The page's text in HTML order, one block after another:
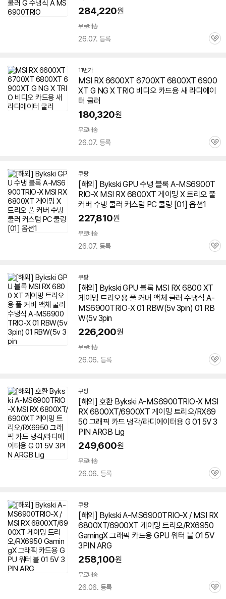
284,220원
무료배송
26.07. 등록
관
11번가
MSI RX 6600XT 6700XT 6800XT 6900
XT G NG X TRIO 비디오 카드용 새 라디에이
터 쿨러
180,320원
무료배송
26.07. 등록
관
쿠팡
[해외] Bykski GPU 수냉 블록 A-MS6900T
RIO-X MSI RX 6800XT 게이밍 X트리오 풀
커버 수냉 쿨러 커스텀 PC 쿨링 [01] 옵션1
227,810원
무료배송
26.07. 등록
관
쿠팡
[해외] Bykski GPU 블록 MSI RX 6800 XT
게이밍 트리오용 풀 커버 액체 쿨러 수냉식 A-
MS6900TRIO-X 01 RBW(5v 3pin) 01 RB
W(5v 3pin
226,200원
무료배송
26.06. 등록
관
쿠팡
[해외] 호환 Bykski A-MS6900TRIO-X MSI
RX 6800XT/6900XT 게이밍 트리오/RX69
50 그래픽 카드 냉각/라디에이터용 G 01 5V 3
PIN ARGB Lig
249,600원
무료배송
26.06. 등록
관
쿠팡
[해외] Bykski A-MS6900TRIO-X / MSI RX
6800XT/6900XT 게이밍 트리오/RX6950
GamingX 그래픽 카드용 GPU 워터 블 01 5V
3PIN ARG
258,100원
무료배송
26.06. 등록
관